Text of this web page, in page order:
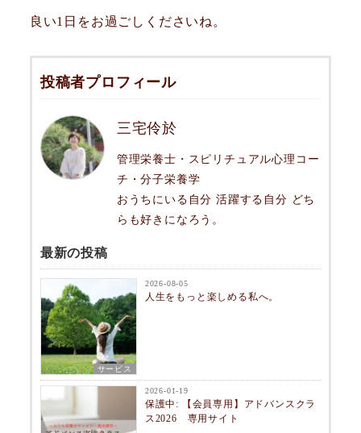
良い1日をお過ごしくださいね。
投稿者プロフィール
三宅伶於
管理栄養士・スピリチュアル心理コー
チ・分子栄養学
おうちにいる自分 活躍する自分 どち
らも好きになろう。
最新の投稿
サービス
2026-08-05
人生をもっと楽しめる私へ。
2026-01-19
保護中: 【会員専用】アドバンスクラ
ス2026 専用サイト